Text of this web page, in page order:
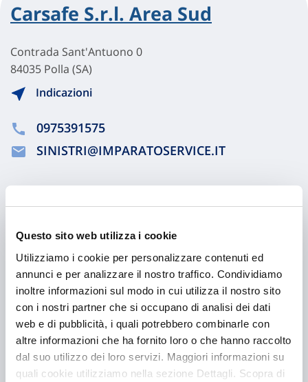
Questo sito web utilizza i cookie
Utilizziamo i cookie per personalizzare contenuti ed
annunci e per analizzare il nostro traffico. Condividiamo
inoltre informazioni sul modo in cui utilizza il nostro sito
con i nostri partner che si occupano di analisi dei dati
web e di pubblicità, i quali potrebbero combinarle con
altre informazioni che ha fornito loro o che hanno raccolto
dal suo utilizzo dei loro servizi. Maggiori informazioni su
quali cookie utilizziamo nella sezione Dettagli. Scopra di
Carsafe S.r.l. Area Sud
Contrada Sant'Antuono 0
84035 Polla (SA)
Indicazioni
0975391575
SINISTRI@IMPARATOSERVICE.IT
Chiama ora
Hai bisogno di